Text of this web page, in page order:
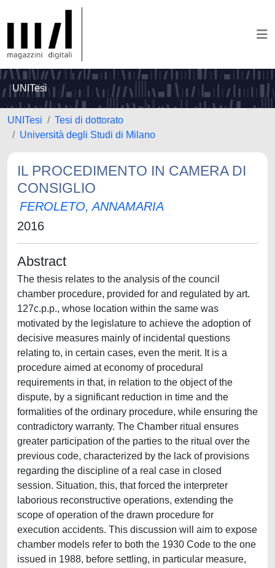
UNITesi
UNITesi
Tesi di dottorato
Università degli Studi di Milano
IL PROCEDIMENTO IN CAMERA DI
CONSIGLIO
FEROLETO, ANNAMARIA
2016
Abstract
The thesis relates to the analysis of the council
chamber procedure, provided for and regulated by art.
127c.p.p., whose location within the same was
motivated by the legislature to achieve the adoption of
decisive measures mainly of incidental questions
relating to, in certain cases, even the merit. It is a
procedure aimed at economy of procedural
requirements in that, in relation to the object of the
dispute, by a significant reduction in time and the
formalities of the ordinary procedure, while ensuring the
contradictory warranty. The Chamber ritual ensures
greater participation of the parties to the ritual over the
previous code, characterized by the lack of provisions
regarding the discipline of a real case in closed
session. Situation, this, that forced the interpreter
laborious reconstructive operations, extending the
scope of operation of the drawn procedure for
execution accidents. This discussion will aim to expose
chamber models refer to both the 1930 Code to the one
issued in 1988, before settling, in particular measure,